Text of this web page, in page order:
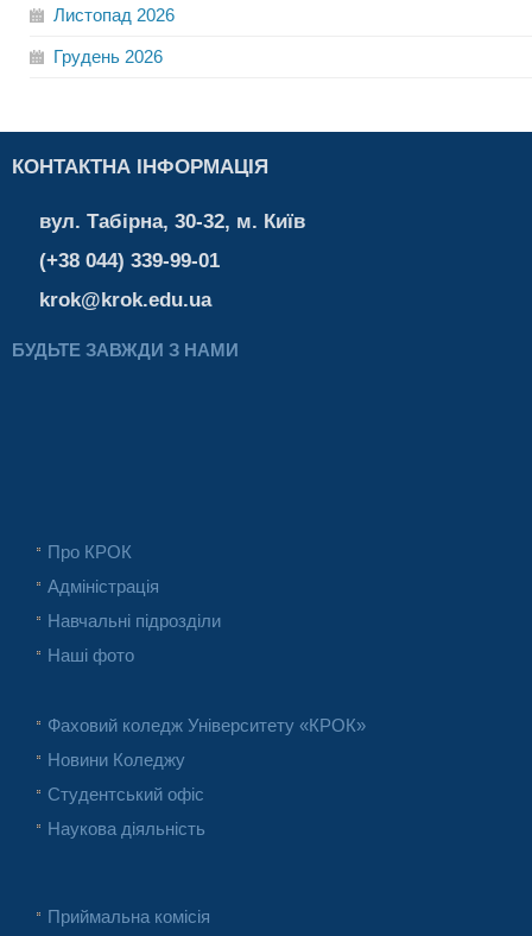
Листопад 2026
Грудень 2026
КОНТАКТНА ІНФОРМАЦІЯ
вул. Табірна, 30-32, м. Київ
(+38 044) 339-99-01
krok@krok.edu.ua
БУДЬТЕ ЗАВЖДИ З НАМИ
Про КРОК
Адміністрація
Навчальні підрозділи
Наші фото
Фаховий коледж Університету «КРОК»
Новини Коледжу
Студентський офіс
Наукова діяльність
Приймальна комісія